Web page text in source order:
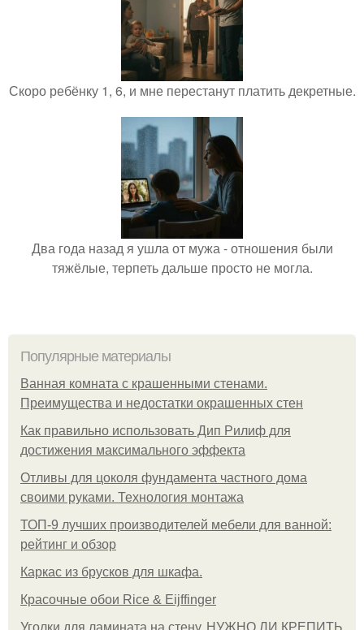
Скоро ребёнку 1, 6, и мне перестанут платить декретные.
Два года назад я ушла от мужа - отношения были
тяжёлые, терпеть дальше просто не могла.
Популярные материалы
Ванная комната с крашенными стенами.
Преимущества и недостатки окрашенных стен
Как правильно использовать Дип Рилиф для
достижения максимального эффекта
Отливы для цоколя фундамента частного дома
своими руками. Технология монтажа
ТОП-9 лучших производителей мебели для ванной:
рейтинг и обзор
Каркас из брусков для шкафа.
Красочные обои Rice & Eijffinger
Уголки для ламината на стену. НУЖНО ЛИ КРЕПИТЬ